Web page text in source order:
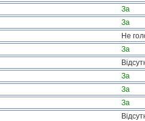
За
За
Не
За
За
За
За